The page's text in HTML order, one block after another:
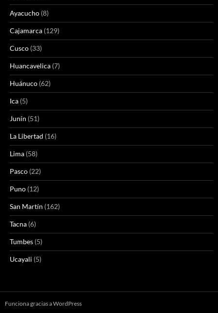
Ayacucho (8)
Cajamarca (129)
Cusco (33)
Huancavelica (7)
Huánuco (62)
Ica (5)
Junín (51)
La Libertad (16)
Lima (58)
Pasco (22)
Puno (12)
San Martín (162)
Tacna (6)
Tumbes (5)
Ucayali (5)
Funciona gracias a WordPress